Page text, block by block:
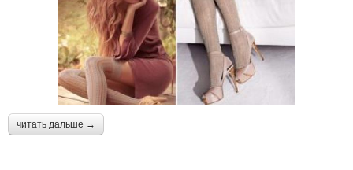
читать дальше →